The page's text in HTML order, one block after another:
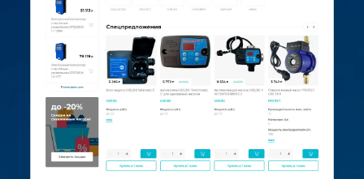
брифу
Подключили доменное имя
Зарегистрировали сайт в поисковых
системах Yandex, Google
Установили счетчик статистики
посещаемости сайта Яндекс.Метрика
Подключили аккаунт MegaCRM
Бонусом подключили расширенную
версию Onicon (онлайн-чат)